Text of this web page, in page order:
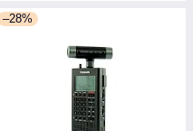
–28%